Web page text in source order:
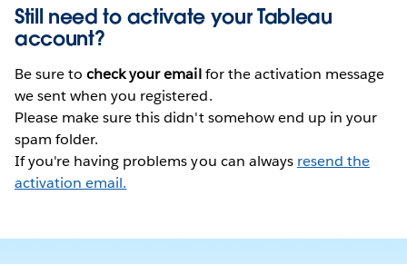
Still need to activate your Tableau
account?
Be sure tocheck your emailfor the activation message
we sent when you registered.
Please make sure this didn't somehow end up in your
spam folder.
If you're having problems you can always resend the
activation email.